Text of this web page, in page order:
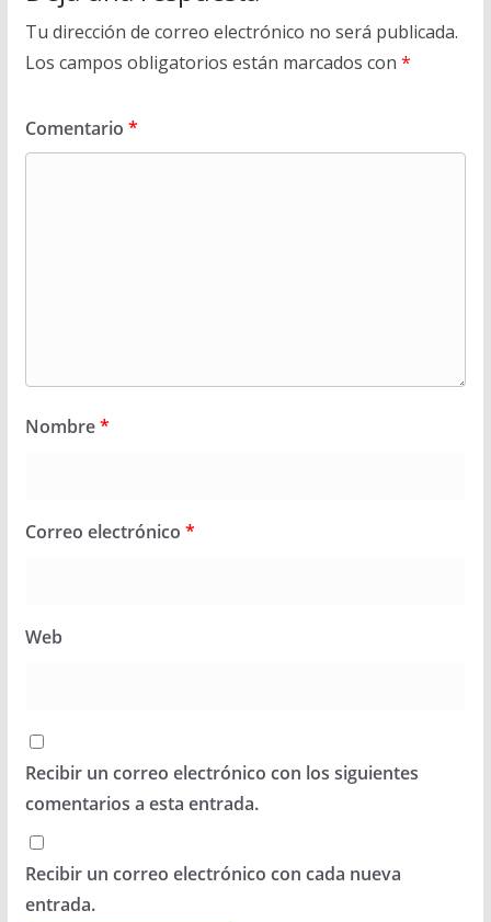
Tu dirección de correo electrónico no será publicada.
Los campos obligatorios están marcados con *
Comentario *
Nombre*
Correo electrónico *
Web
Recibir un correo electrónico con los siguientes
comentarios a esta entrada.
Recibir un correo electrónico con cada nueva
entrada.